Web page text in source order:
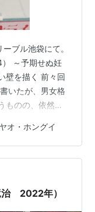
ブル池袋にて。
～予期せぬ妊
壁を描く 前々回
いたが、男女格
ものの、依然と
の資本で撮られ
国を舞台にした
る中国湖南省出
治監督による
されるのは本作
ヤオ・ホングイ
治 2022年）